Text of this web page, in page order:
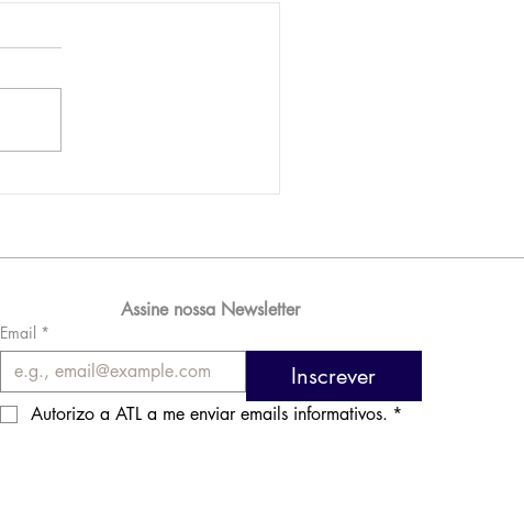
Assine nossa Newsletter
Email *
Inscrever
Autorizo a ATL a me enviar emails informativos. *